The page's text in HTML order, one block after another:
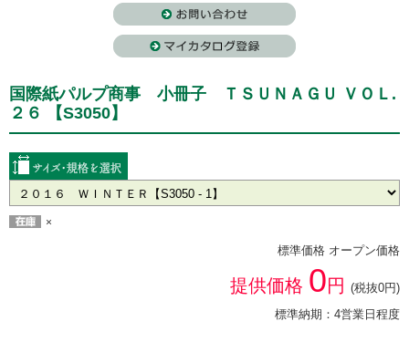
国際紙パルプ商事 小冊子 ＴＳＵＮＡＧＵ ＶＯＬ.
２６ 【S3050】
×
標準価格 オープン価格
提供価格 0円 (税抜0円)
標準納期：4営業日程度